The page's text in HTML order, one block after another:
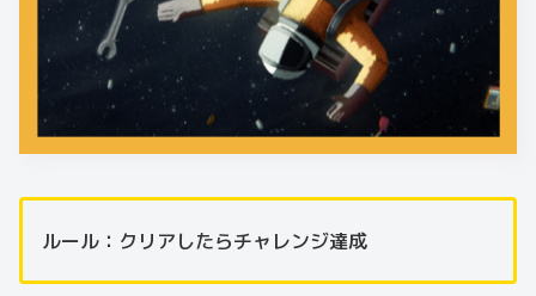
ルール：クリアしたらチャレンジ達成